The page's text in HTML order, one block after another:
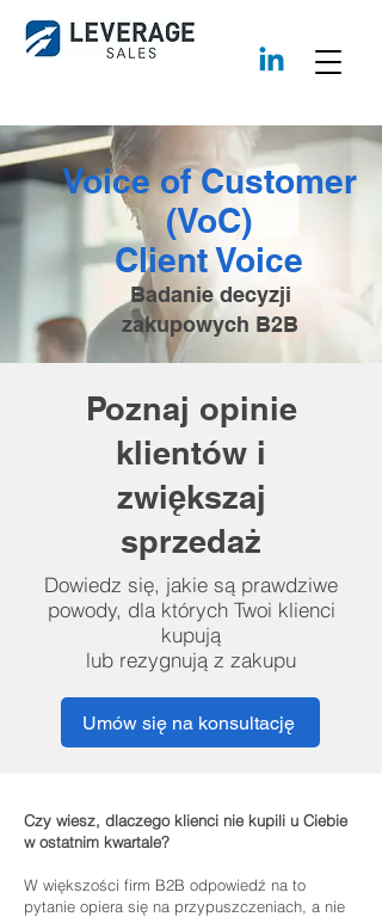
Voice of Customer
(VoC)
Client Voice
Badanie decyzji
zakupowych B2B
Poznaj opinie
klientów i
zwiększaj
sprzedaż
Dowiedz się, jakie są prawdziwe
powody, dla których Twoi klienci
kupują
lub rezygnują z zakupu
Umów się na konsultację
Czy wiesz, dlaczego klienci nie kupili u Ciebie
w ostatnim kwartale?
W większości firm B2B odpowiedź na to
pytanie opiera się na przypuszczeniach, a nie